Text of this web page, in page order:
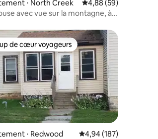
⋅ North Creek Évaluation moyenne
4,88 (59)
avec vue sur la montagne, à
de cœur voyageurs les plus appréciés
de cœur voyageurs
⋅ Redwood Évaluation moyenne
4,94 (187)